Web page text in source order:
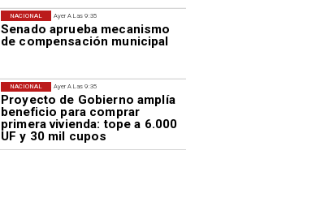
Ayer A Las 9:35
Senado aprueba mecanismo
de compensación municipal
NACIONAL
Ayer A Las 9:35
Proyecto de Gobierno amplía
beneficio para comprar
primera vivienda: tope a 6.000
UF y 30 mil cupos
NACIONAL